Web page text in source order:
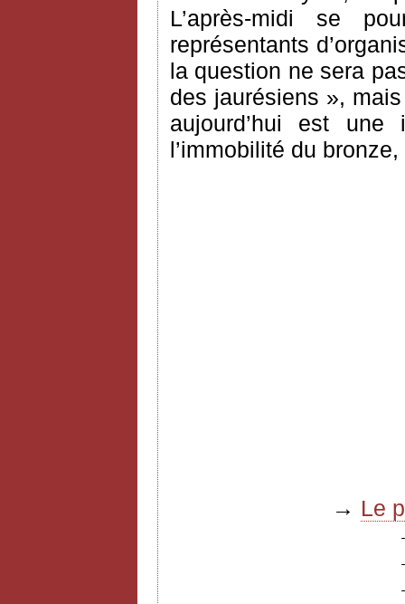
L’après-midi se
représentants
la question ne sera
des jaurésiens »,
aujourd’hui est
l’immobilité du
→ Le